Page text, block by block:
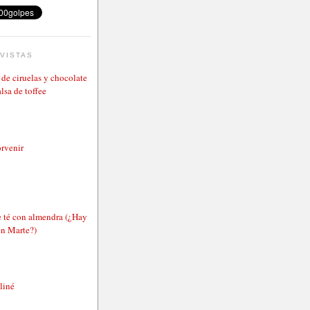
ciruelas y chocolate
de toffee
té con almendra (¿Hay
Marte?)